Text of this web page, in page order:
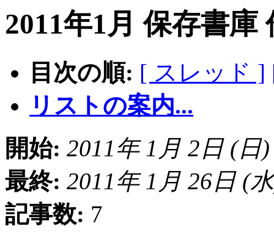
2011年1月 保存書庫
目次の順: [ スレッド ]
リストの案内...
開始: 2011年 1月 2日 (日
最終: 2011年 1月 26日 (
記事数: 7